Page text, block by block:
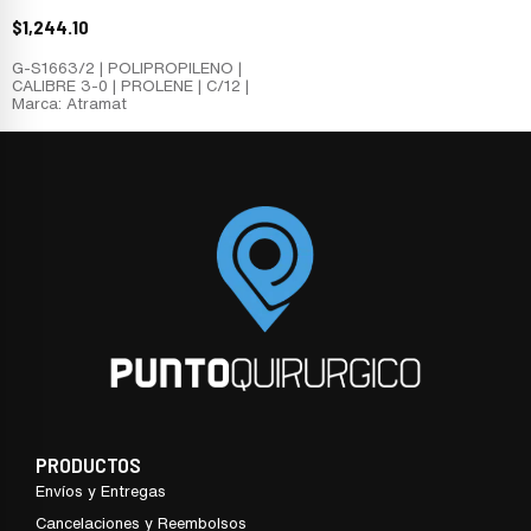
$1,244.10
G-S1663/2 | POLIPROPILENO |
CALIBRE 3-0 | PROLENE | C/12 |
Marca: Atramat
PRODUCTOS
Envíos y Entregas
Cancelaciones y Reembolsos